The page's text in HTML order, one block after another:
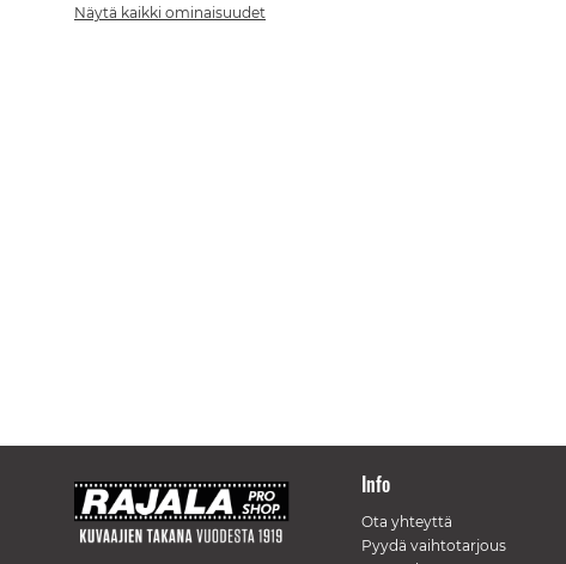
Näytä kaikki ominaisuudet
Info
Ota yhteyttä
Pyydä vaihtotarjous